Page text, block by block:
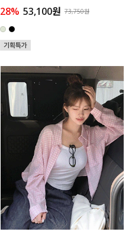
28% 53,100원 73,750원